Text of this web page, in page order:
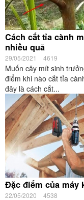
Cách cắt tỉa cành
nhiều quả
29/05/2021 4619
Muốn cây mít sinh
điểm khi nào cắt tỉa
đây là cách cắt...
Đặc điểm của máy
22/05/2020 4538